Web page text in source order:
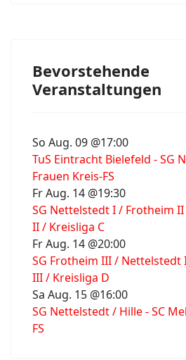
Bevorstehende
Veranstaltungen
So Aug. 09 @17:00
TuS Eintracht Bielefeld - SG
Frauen Kreis-FS
Fr Aug. 14 @19:30
SG Nettelstedt I / Frotheim II
II / Kreisliga C
Fr Aug. 14 @20:00
SG Frotheim III / Nettelstedt
III / Kreisliga D
Sa Aug. 15 @16:00
SG Nettelstedt / Hille - SC
FS